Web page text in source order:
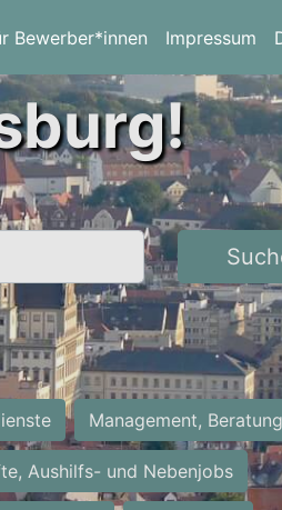
Bewerber*innen Impressum
Management, Beratung
Aushilfs- und Nebenjobs